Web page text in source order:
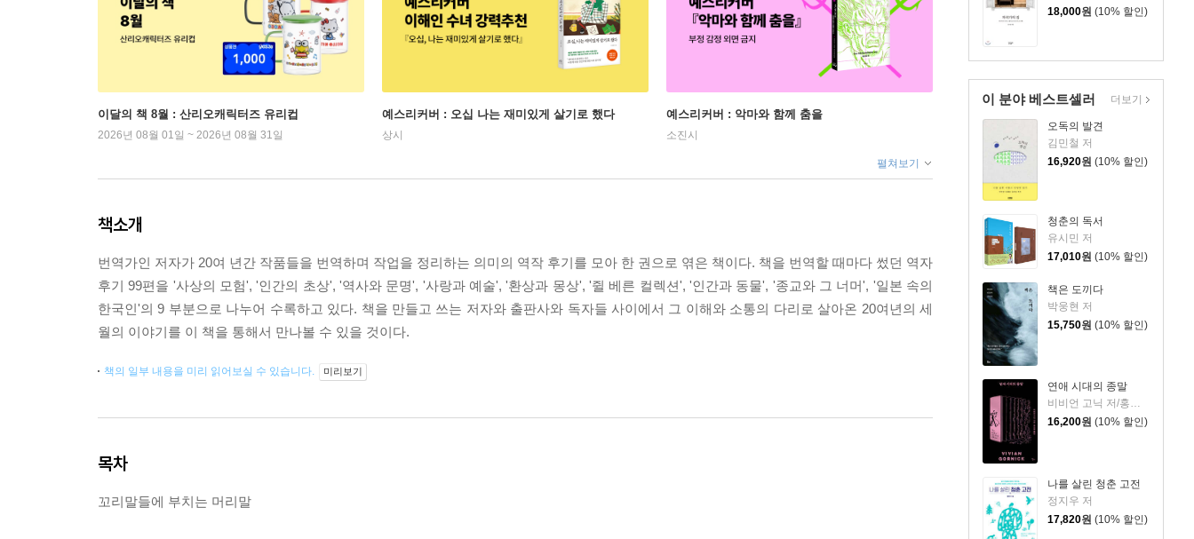
18,000원 (10% 할인)
이 분야 베스트셀러
오독의 발견
김민철 저
16,920원 (10% 할인)
청춘의 독서
유시민 저
17,010원 (10% 할인)
책은 도끼다
박웅현 저
15,750원 (10% 할인)
연애 시대의 종말
비비언 고닉 저/홍한별 역
16,200원 (10% 할인)
나를 살린 청춘 고전
정지우 저
17,820원 (10% 할인)
더보기
이달의 책 8월 : 산리오캐릭터즈 유리컵
2026년 08월 01일 ~ 2026년 08월 31일
예스리커버 : 오십 나는 재미있게 살기로 했다
상시
예스리커버 : 악마와 함께 춤을
소진시
펼쳐보기
책소개
번역가인 저자가 20여 년간 작품들을 번역하며 작업을 정리하는 의미의 역작 후기를 모아 한 권으로 엮은 책이다. 책을 번역할 때마다 썼던 역자
후기 99편을 '사상의 모험', '인간의 초상', '역사와 문명', '사랑과 예술', '환상과 몽상', '쥘 베른 컬렉션', '인간과 동물', '종교와 그 너머', '일본 속의
한국인'의 9 부분으로 나누어 수록하고 있다. 책을 만들고 쓰는 저자와 출판사와 독자들 사이에서 그 이해와 소통의 다리로 살아온 20여년의 세
월의 이야기를 이 책을 통해서 만나볼 수 있을 것이다.
책의 일부 내용을 미리 읽어보실 수 있습니다. 미리보기
목차
꼬리말들에 부치는 머리말